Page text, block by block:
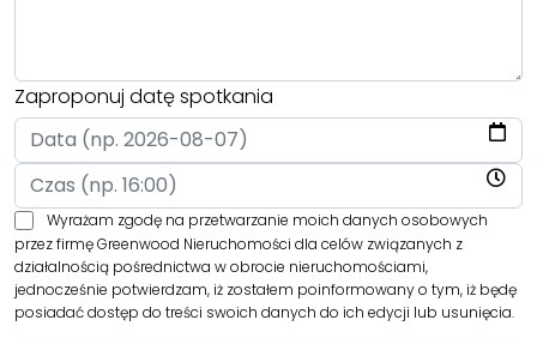
Zaproponuj datę spotkania
Wyrażam zgodę na przetwarzanie moich danych osobowych
przez firmę Greenwood Nieruchomości dla celów związanych z
działalnością pośrednictwa w obrocie nieruchomościami,
jednocześnie potwierdzam, iż zostałem poinformowany o tym, iż będę
posiadać dostęp do treści swoich danych do ich edycji lub usunięcia.